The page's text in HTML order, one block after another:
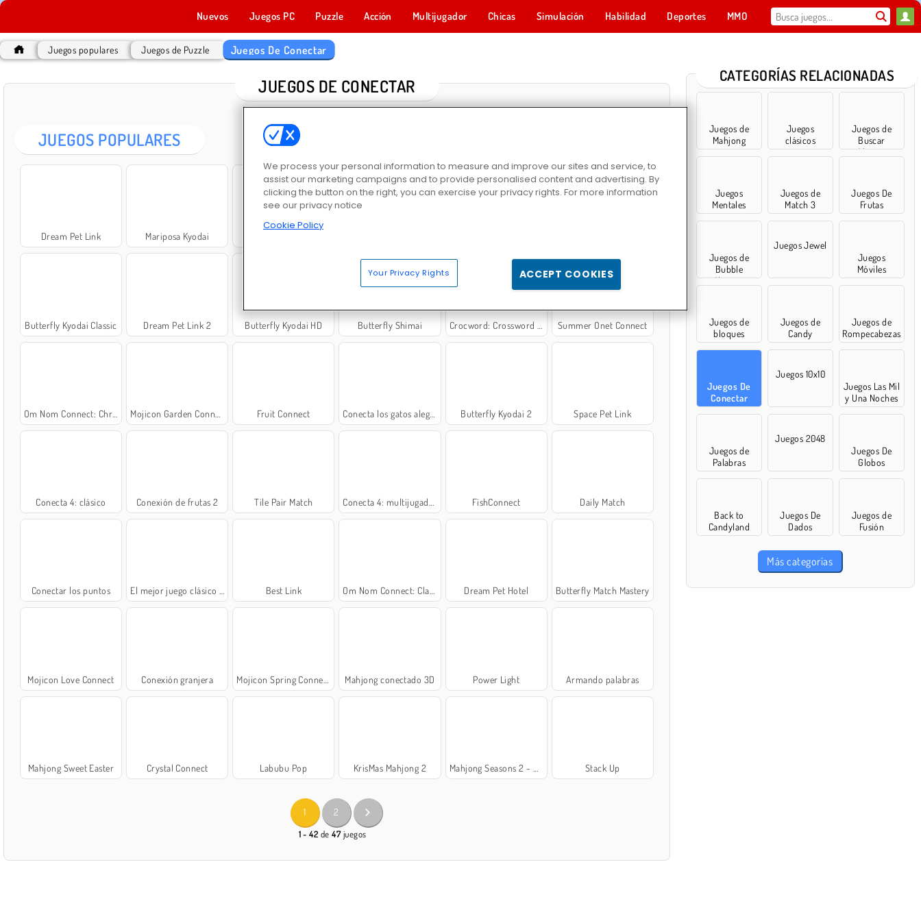
Nuevos Juegos PC Puzzle Acción Multijugador Chicas Simulación Habilidad Deportes MMO
Juegos populares Juegos de Puzzle Juegos De Conectar
JUEGOS DE CONECTAR
JUEGOS POPULARES
Dream Pet Link Mariposa Kyodai
Butterfly Kyodai Classic Dream Pet Link 2 Butterfly Kyodai HD Butterfly Shimai Crocword: Crossword Puzzle Game Summer Onet Connect
Om Nom Connect: Christmas Mojicon Garden Connect Fruit Connect Conecta los gatos alegres Butterfly Kyodai 2 Space Pet Link
Conecta 4: clásico Conexión de frutas 2 Tile Pair Match Conecta 4: multijugador FishConnect Daily Match
Conectar los puntos El mejor juego clásico de mahjong Best Link Om Nom Connect: Classic Dream Pet Hotel Butterfly Match Mastery
Mojicon Love Connect Conexión granjera Mojicon Spring Connect Mahjong conectado 3D Power Light Armando palabras
Mahjong Sweet Easter Crystal Connect Labubu Pop KrisMas Mahjong 2 Mahjong Seasons 2 - Autumn and Winter Stack Up
1 2
1 - 42 de47juegos
CATEGORÍAS RELACIONADAS
Juegos de
Mahjong
Juegos
clásicos
Juegos de
Buscar
Objetos
Juegos
Mentales
Juegos de
Match 3
Juegos De
Frutas
Juegos de
Bubble
Shooter
Juegos Jewel
Juegos
Móviles
Juegos de
bloques
Juegos de
Candy
Juegos de
Rompecabezas
Juegos De
Conectar
Juegos 10x10
Juegos Las Mil
y Una Noches
Juegos de
Palabras
Juegos 2048
Juegos De
Globos
Back to
Candyland
Juegos De
Dados
Juegos de
Fusión
Más categorías
We process your personal information to measure and improve our sites and service, to
assist our marketing campaigns and to provide personalised content and advertising. By
clicking the button on the right, you can exercise your privacy rights. For more information
see our privacy notice
Cookie Policy
Your Privacy Rights ACCEPT COOKIES